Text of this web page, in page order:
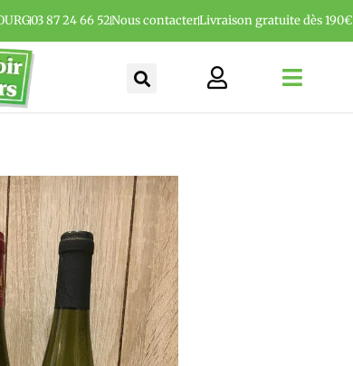
03 87 24 66 52Nous contacterLivraison gratuite dès 190€